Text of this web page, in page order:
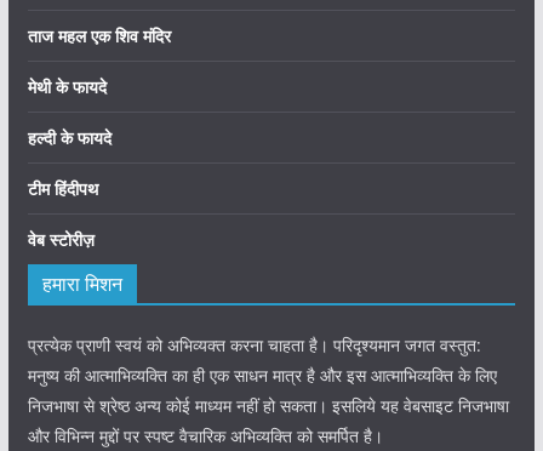
ताज महल एक शिव मंदिर
मेथी के फायदे
हल्दी के फायदे
टीम हिंदीपथ
वेब स्टोरीज़
हमारा मिशन
प्रत्येक प्राणी स्वयं को अभिव्यक्त करना चाहता है। परिदृश्यमान जगत वस्तुत:
मनुष्य की आत्माभिव्यक्ति का ही एक साधन मात्र है और इस आत्माभिव्यक्ति के लिए
निजभाषा से श्रेष्ठ अन्य कोई माध्यम नहीं हो सकता। इसलिये यह वेबसाइट निजभाषा
और विभिन्न मुद्दों पर स्पष्ट वैचारिक अभिव्यक्ति को समर्पित है।